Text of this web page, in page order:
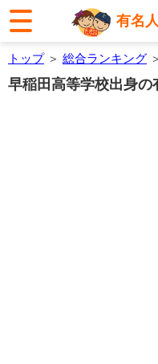
有名
トップ＞ 総合ランキング
早稲田高等学校出身の